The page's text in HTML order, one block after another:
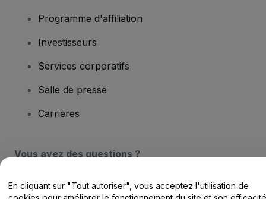
Programme d'affiliation
Investisseurs
Services corporatifs
Salle de presse
Carrières
Vous avez des questions ?
Centre d'assistance / Nous contacter
En cliquant sur "Tout autoriser", vous acceptez l'utilisation de